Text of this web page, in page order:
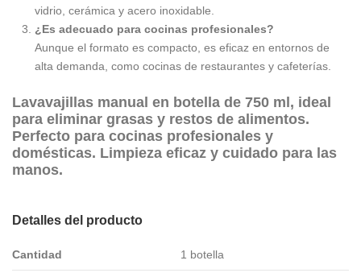
vidrio, cerámica y acero inoxidable.
¿Es adecuado para cocinas profesionales?
Aunque el formato es compacto, es eficaz en entornos de
alta demanda, como cocinas de restaurantes y cafeterías.
Lavavajillas manual en botella de 750 ml, ideal
para eliminar grasas y restos de alimentos.
Perfecto para cocinas profesionales y
domésticas. Limpieza eficaz y cuidado para las
manos.
Detalles del producto
Cantidad 1 botella